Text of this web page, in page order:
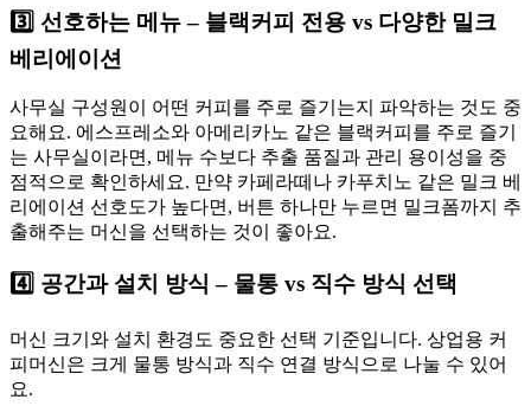
3️⃣ 선호하는 메뉴 – 블랙커피 전용 vs 다양한 밀크
베리에이션
사무실 구성원이 어떤 커피를 주로 즐기는지 파악하는 것도 중
요해요. 에스프레소와 아메리카노 같은 블랙커피를 주로 즐기
는 사무실이라면, 메뉴 수보다 추출 품질과 관리 용이성을 중
점적으로 확인하세요. 만약 카페라떼나 카푸치노 같은 밀크 베
리에이션 선호도가 높다면, 버튼 하나만 누르면 밀크폼까지 추
출해주는 머신을 선택하는 것이 좋아요.
4️⃣ 공간과 설치 방식 – 물통 vs 직수 방식 선택
머신 크기와 설치 환경도 중요한 선택 기준입니다. 상업용 커
피머신은 크게 물통 방식과 직수 연결 방식으로 나눌 수 있어
요.